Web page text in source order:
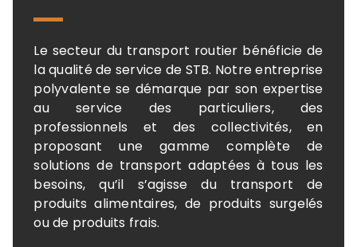
Le secteur du transport routier bénéficie de
la qualité de service de STB. Notre entreprise
polyvalente se démarque par son expertise
au service des particuliers, des
professionnels et des collectivités, en
proposant une gamme complète de
solutions de transport adaptées à tous les
besoins, qu’il s’agisse du transport de
produits alimentaires, de produits surgelés
ou de produits frais.